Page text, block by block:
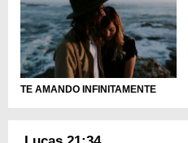
TE AMANDO INFINITAMENTE